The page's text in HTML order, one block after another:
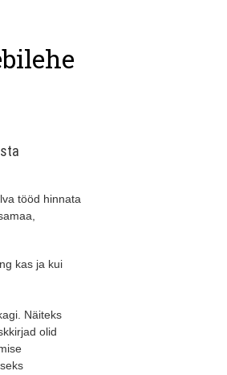
tööd hinnata
kas ja kui
Näiteks
olid